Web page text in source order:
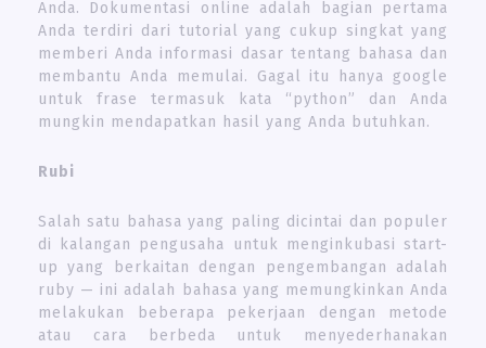
Anda. Dokumentasi online adalah bagian pertama
Anda terdiri dari tutorial yang cukup singkat yang
memberi Anda informasi dasar tentang bahasa dan
membantu Anda memulai. Gagal itu hanya google
untuk frase termasuk kata “python” dan Anda
mungkin mendapatkan hasil yang Anda butuhkan.
Rubi
Salah satu bahasa yang paling dicintai dan populer
di kalangan pengusaha untuk menginkubasi start-
up yang berkaitan dengan pengembangan adalah
ruby ​​— ini adalah bahasa yang memungkinkan Anda
melakukan beberapa pekerjaan dengan metode
atau cara berbeda untuk menyederhanakan